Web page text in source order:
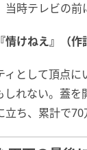
当時テレビの
情けねえ』（
ィとして頂点
しれない。蓋
ち、累計で70